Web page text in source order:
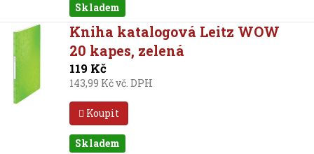
Skladem
Kniha katalogová Leitz WOW
20 kapes, zelená
119 Kč
143,99 Kč vč. DPH
Koupit
Skladem